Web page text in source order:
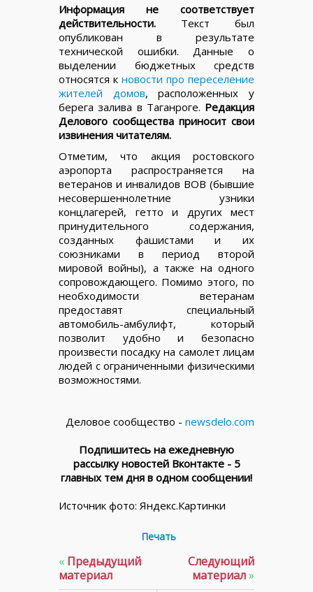
Информация не соответствует
действительности. Текст был
опубликован в результате
технической ошибки. Данные о
выделении бюджетных средств
относятся к новости про переселение
жителей домов, расположенных у
берега залива в Таганроге. Редакция
Делового сообщества приносит свои
извинения читателям.
Отметим, что акция ростовского
аэропорта распространяется на
ветеранов и инвалидов ВОВ (бывшие
несовершеннолетние узники
концлагерей, гетто и других мест
принудительного содержания,
созданных фашистами и их
союзниками в период второй
мировой войны), а также на одного
сопровождающего. Помимо этого, по
необходимости ветеранам
предоставят специальный
автомобиль-амбулифт, который
позволит удобно и безопасно
произвести посадку на самолет лицам
людей с ограниченными физическими
возможностями.
Деловое сообщество - newsdelo.com
Подпишитесь на ежедневную
рассылку новостей Вконтакте - 5
главных тем дня в одном сообщении!
Источник фото: Яндекс.Картинки
Печать
« Предыдущий
материал
Следующий
материал»